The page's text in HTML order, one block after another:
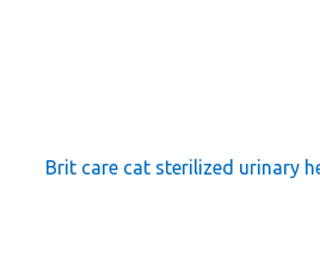
Brit care cat sterilized urinary